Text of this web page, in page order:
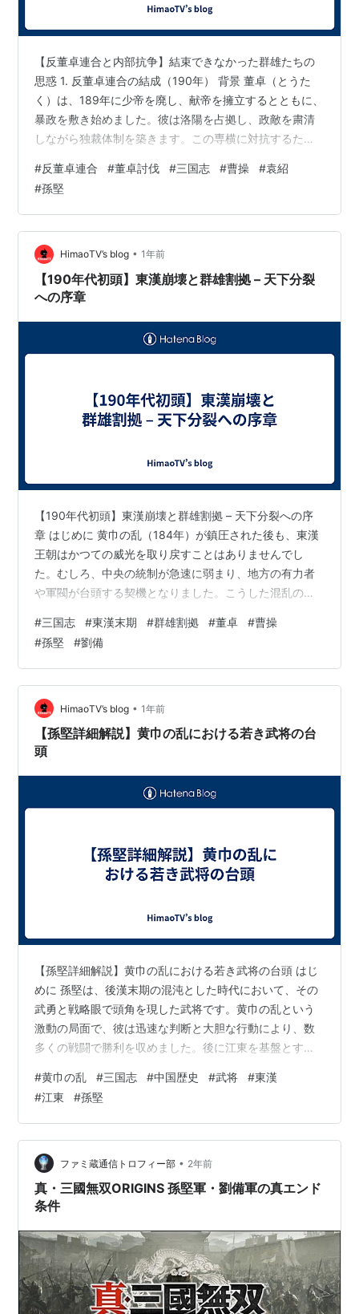
【反董卓連合と内部抗争】結束できなかった群雄たちの
思惑 1. 反董卓連合の結成（190年） 背景 董卓（とうた
く）は、189年に少帝を廃し、献帝を擁立するとともに、
暴政を敷き始めました。彼は洛陽を占拠し、政敵を粛清
しながら独裁体制を築きます。この専横に対抗するた
た。 主要な参加勢力 反董卓連合は、各地の軍閥や豪族に
よって構成されていました。主な武将は以下の通りで
す。 袁紹（えんしょう）：連合軍の盟主。名門出身だが
実質的な統率力に欠けた。 曹操（そうそう）：積極的に
董卓討伐を主張し、機動力を活かして戦場を駆け回っ
た。 孫堅（そんけん）：勇猛な武将…
#反董卓連合 #董卓討伐 #三国志 #曹操 #袁紹
#孫堅
HimaoTV’s blog • 1年前
【190年代初頭】東漢崩壊と群雄割拠 – 天下分裂
への序章
【190年代初頭】東漢崩壊と群雄割拠 – 天下分裂への序
章 はじめに 黄巾の乱（184年）が鎮圧された後も、東漢
王朝はかつての威光を取り戻すことはありませんでし
た。むしろ、中央の統制が急速に弱まり、地方の有力者
や軍閥が台頭する契機となりました。こうした混乱の中
いが始まります。 黄巾の乱後の混乱と群雄の台頭 東漢政
府の弱体化 黄巾の乱で消耗した朝廷は、財政的・軍事的
にも打撃を受け、権威の低下が決定的となりました。 皇
帝の影響力は薄れ、宦官や外戚の権力争いが激化。地方
の軍閥に頼らざるを得ない状況が生まれました。 中央政
府が統制を失ったことで、各地の…
#三国志 #東漢末期 #群雄割拠 #董卓 #曹操
#孫堅 #劉備
HimaoTV’s blog • 1年前
【孫堅詳細解説】黄巾の乱における若き武将の台
頭
【孫堅詳細解説】黄巾の乱における若き武将の台頭 はじ
めに 孫堅は、後漢末期の混沌とした時代において、その
武勇と戦略眼で頭角を現した武将です。黄巾の乱という
激動の局面で、彼は迅速な判断と大胆な行動により、数
多くの戦闘で勝利を収めました。後に江東を基盤とする
明を示すものとして高く評価されています。 孫堅の生い
立ちと背景 出身と初期の経歴孫堅は、現在の江蘇省・浙
江省にあたる地域で育ち、若い頃から武芸に秀でた人物
でした。出自はそれほど華やかではなかったものの、そ
の剛勇な性格と戦いへの情熱で、次第に地元でその名を
知られるようになりました。 時代背景後漢末…
#黄巾の乱 #三国志 #中国歴史 #武将 #東漢
#江東 #孫堅
ファミ蔵通信トロフィー部 • 2年前
真・三國無双ORIGINS 孫堅軍・劉備軍の真エンド
条件